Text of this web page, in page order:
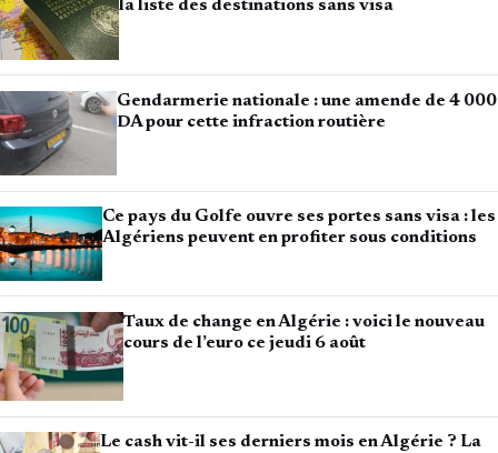
la liste des destinations sans visa
Gendarmerie nationale : une amende de 4 000
DA pour cette infraction routière
Ce pays du Golfe ouvre ses portes sans visa : les
Algériens peuvent en profiter sous conditions
Taux de change en Algérie : voici le nouveau
cours de l’euro ce jeudi 6 août
Le cash vit-il ses derniers mois en Algérie ? La